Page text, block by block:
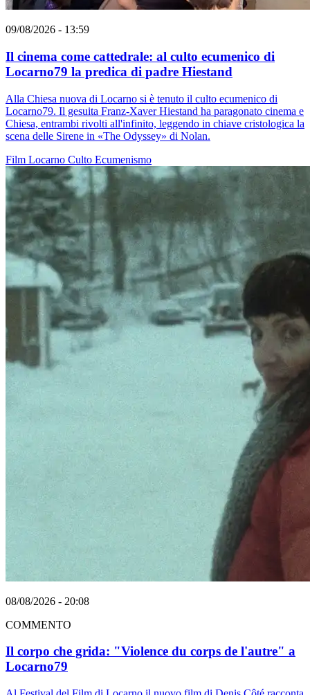
09/08/2026 - 13:59
Il cinema come cattedrale: al culto ecumenico di
Locarno79 la predica di padre Hiestand
Alla Chiesa nuova di Locarno si è tenuto il culto ecumenico di
Locarno79. Il gesuita Franz-Xaver Hiestand ha paragonato cinema e
Chiesa, entrambi rivolti all'infinito, leggendo in chiave cristologica la
scena delle Sirene in «The Odyssey» di Nolan.
Film Locarno Culto Ecumenismo
08/08/2026 - 20:08
COMMENTO
Il corpo che grida: "Violence du corps de l'autre" a
Locarno79